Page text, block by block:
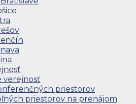
verejnosť
priestorov
priestorov na prenájom